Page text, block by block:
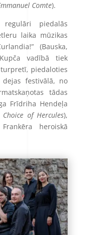
Comte).
regulāri piedalās
laika mūzikas
(Bauska,
vadībā tiek
piedaloties
festivālā, no
tādas
Frīdriha Hendeļa
Choice of Hercules),
heroiskā